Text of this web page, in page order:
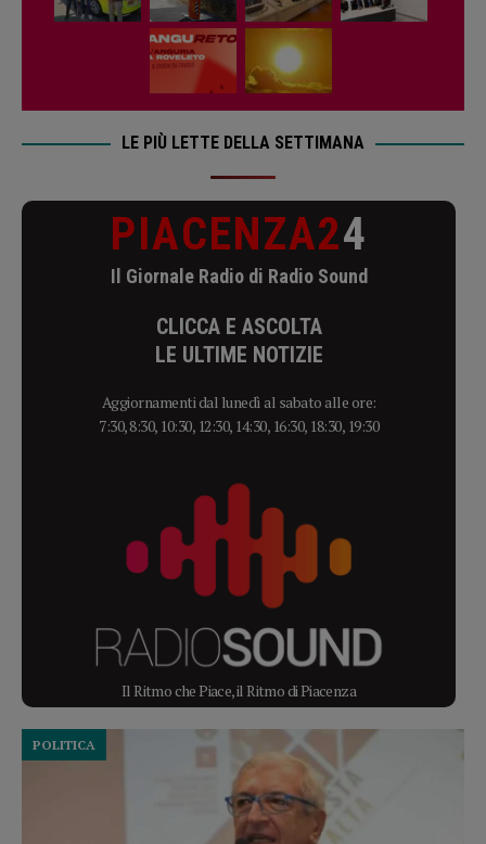
LE PIÙ LETTE DELLA SETTIMANA
PIACENZA24
Il Giornale Radio di Radio Sound
CLICCA E ASCOLTA
LE ULTIME NOTIZIE
Aggiornamenti dal lunedì al sabato alle ore:
7:30, 8:30, 10:30, 12:30, 14:30, 16:30, 18:30, 19:30
Il Ritmo che Piace, il Ritmo di Piacenza
POLITICA